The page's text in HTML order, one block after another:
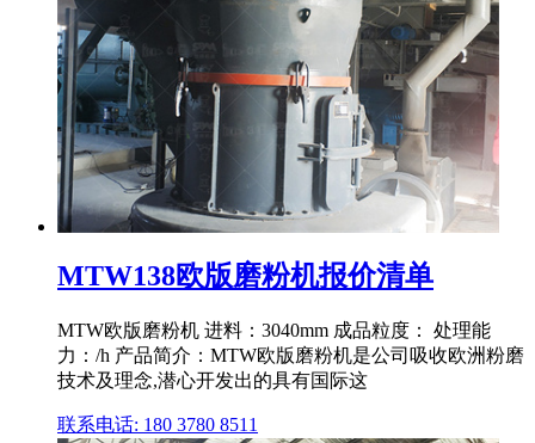
MTW138欧版磨粉机报价清单
MTW欧版磨粉机 进料：3040mm 成品粒度： 处理能
力：/h 产品简介：MTW欧版磨粉机是公司吸收欧洲粉磨
技术及理念,潜心开发出的具有国际这
联系电话: 180 3780 8511